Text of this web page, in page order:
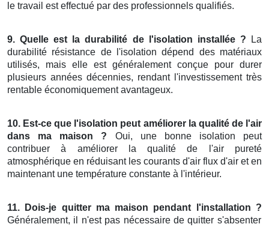
le travail est effectué par des professionnels qualifiés.
9. Quelle est la durabilité de l'isolation installée ? La
durabilité résistance de l'isolation dépend des matériaux
utilisés, mais elle est généralement conçue pour durer
plusieurs années décennies, rendant l'investissement très
rentable économiquement avantageux.
10. Est-ce que l'isolation peut améliorer la qualité de l'air
dans ma maison ? Oui, une bonne isolation peut
contribuer à améliorer la qualité de l'air pureté
atmosphérique en réduisant les courants d'air flux d'air et en
maintenant une température constante à l'intérieur.
11. Dois-je quitter ma maison pendant l'installation ?
Généralement, il n'est pas nécessaire de quitter s'absenter